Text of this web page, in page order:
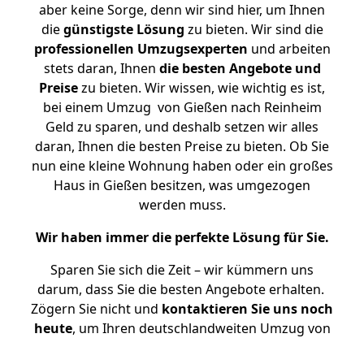
aber keine Sorge, denn wir sind hier, um Ihnen
diegünstigste Lösung zu bieten. Wir sind die
professionellen Umzugsexperten und arbeiten
stets daran, Ihnen die besten Angebote und
Preisezu bieten. Wir wissen, wie wichtig es ist,
bei einem Umzug von Gießen nach Reinheim
Geld zu sparen, und deshalb setzen wir alles
daran, Ihnen die besten Preise zu bieten. Ob Sie
nun eine kleine Wohnung haben oder ein großes
Haus in Gießen besitzen, was umgezogen
werden muss.
Wir haben immer die perfekte Lösung für Sie.
Sparen Sie sich die Zeit – wir kümmern uns
darum, dass Sie die besten Angebote erhalten.
Zögern Sie nicht und kontaktieren Sie uns noch
heute, um Ihren deutschlandweiten Umzug von